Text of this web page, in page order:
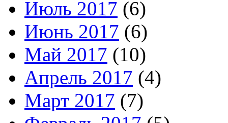
Июль 2017 (6)
Июнь 2017 (6)
Май 2017 (10)
Апрель 2017 (4)
Март 2017 (7)